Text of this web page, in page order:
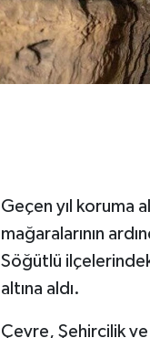
Geçen yıl koruma
mağaralarının
Söğütlü
altına aldı.
Çevre, Şehircilik